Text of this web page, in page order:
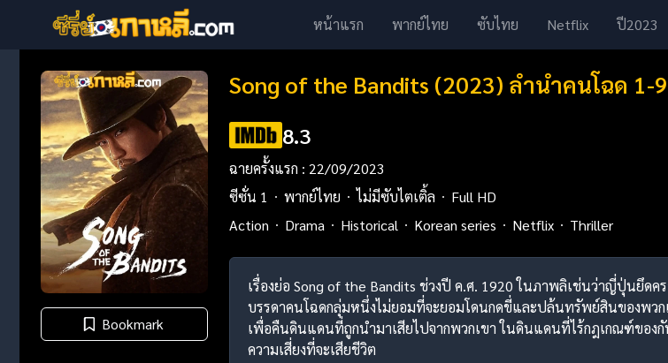
หน้าแรก พากย์ไทย ซับไทย Netflix ปี2023
Bookmark
Song of the Bandits (2023) ลำนำคนโฉด 1-
8.3
ฉายครั้งแรก : 22/09/2023
ซีซั่น 1
พากย์ไทย ไม่มีซับไตเติ้ล
Full HD
Action
Drama Historical Korean series Netflix Thriller
เรื่องย่อ Song of the Bandits ช่วงปี ค.ศ. 1920 ในภาพลิเช่นว่าญี่ปุ่นยึด
บรรดาคนโฉดกลุ่มหนึ่งไม่ยอมที่จะยอมโดนกดขี่และปล้นทรัพย์สินของพวก
เพื่อคืนดินแดนที่ถูกนำมาเสียไปจากพวกเขา ในดินแดนที่ไร้กฎเกณฑ์ของ
ความเสี่ยงที่จะเสียชีวิต